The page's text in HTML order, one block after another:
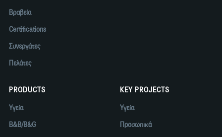
Βραβεία
Certifications
Συνεργάτες
Πελάτες
PRODUCTS
Υγεία
B&B/B&G
KEY PROJECTS
Υγεία
Προσωπικά